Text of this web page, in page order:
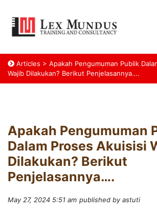
Articles > Apakah Pengumuman Publik
Wajib Dilakukan? Berikut Penjelasannya….
Apakah Pengumuman
Dalam Proses Akuisisi
Dilakukan? Berikut
Penjelasannya….
May 27, 2024 5:51 am published by astuti